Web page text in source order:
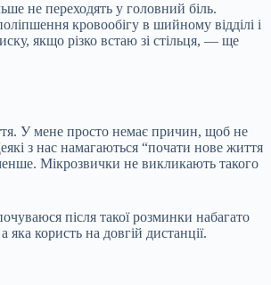
не переходять у головний біль.
кровообігу в шийному відділі і
якщо різко встаю зі стільця, — ще
У мене просто немає причин, щоб не
з нас намагаються “почати нове життя
Мікрозвички не викликають такого
після такої розминки набагато
користь на довгій дистанції.